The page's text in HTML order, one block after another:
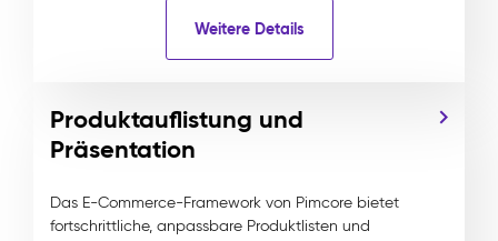
Weitere Details
Produktauflistung und
Präsentation
Das E-Commerce-Framework von Pimcore bietet
fortschrittliche, anpassbare Produktlisten und